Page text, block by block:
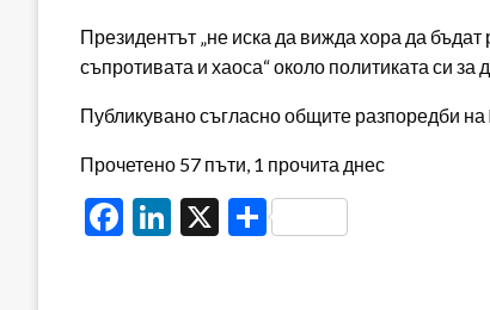
Президентът „не иска да вижда хора да
съпротивата и хаоса“ около политиката си
Публикувано съгласно общите разпоредби
Прочетено 57 пъти, 1 прочита днес
Facebook
LinkedIn
X Share